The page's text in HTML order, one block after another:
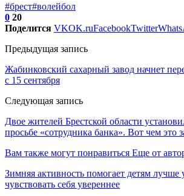
#брест#волейбол
0 20
Поделится VKOK.ruFacebookTwitter
Предыдущая запись
Жабинковский сахарный завод начнет
с 15 сентября
Следующая запись
Двое жителей Брестской области
просьбе «сотрудника банка». Вот чем это
Вам также могут понравиться Еще от
Зимняя активность помогает детям лучше
чувствовать себя увереннее